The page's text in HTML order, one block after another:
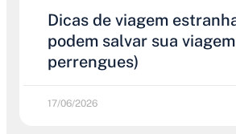
Dicas de viagem
podem salvar sua
perrengues)
17/06/2026